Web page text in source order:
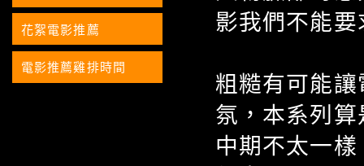
影我們不能
粗糙有可能
氛，本系列
中期不太一
花絮電影推薦
電影推薦雞排時間